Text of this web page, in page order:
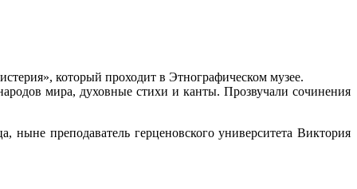
который проходит в Этнографическом музее.
мира, духовные стихи и канты. Прозвучали сочинения
преподаватель герценовского университета Виктория